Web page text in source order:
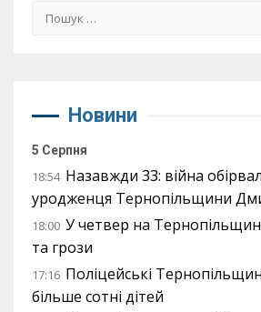
Пошук:
Новини
5 Серпня
18:54 Назавжди 33: війна
уродженця Тернопільщини
18:00 У четвер на
та грози
17:16 Поліцейські
більше сотні дітей